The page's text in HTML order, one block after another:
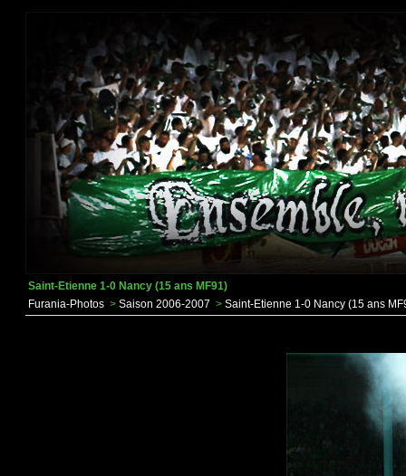
Saint-Etienne 1-0 Nancy (15 ans MF91)
Furania-Photos > Saison 2006-2007 > Saint-Etienne 1-0 Nancy (15 ans